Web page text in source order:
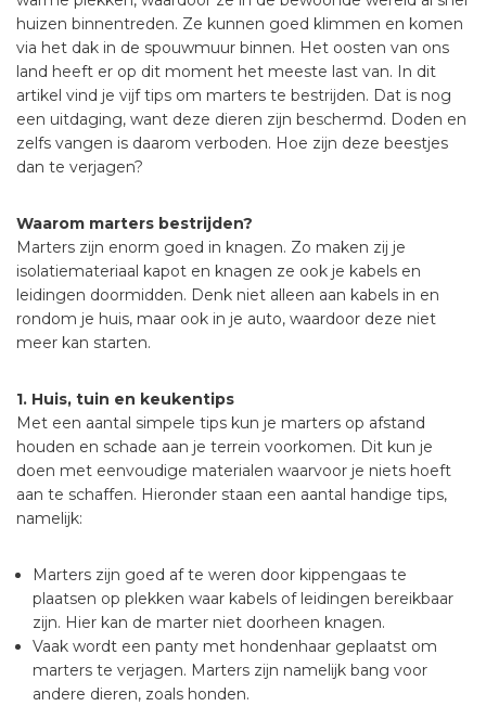
huizen binnentreden. Ze kunnen goed klimmen en komen
via het dak in de spouwmuur binnen. Het oosten van ons
land heeft er op dit moment het meeste last van. In dit
artikel vind je vijf tips om marters te bestrijden. Dat is nog
een uitdaging, want deze dieren zijn beschermd. Doden en
zelfs vangen is daarom verboden. Hoe zijn deze beestjes
dan te verjagen?
Waarom marters bestrijden?
Marters zijn enorm goed in knagen. Zo maken zij je
isolatiemateriaal kapot en knagen ze ook je kabels en
leidingen doormidden. Denk niet alleen aan kabels in en
rondom je huis, maar ook in je auto, waardoor deze niet
meer kan starten.
1. Huis, tuin en keukentips
Met een aantal simpele tips kun je marters op afstand
houden en schade aan je terrein voorkomen. Dit kun je
doen met eenvoudige materialen waarvoor je niets hoeft
aan te schaffen. Hieronder staan een aantal handige tips,
namelijk:
Marters zijn goed af te weren door kippengaas te
plaatsen op plekken waar kabels of leidingen bereikbaar
zijn. Hier kan de marter niet doorheen knagen.
Vaak wordt een panty met hondenhaar geplaatst om
marters te verjagen. Marters zijn namelijk bang voor
andere dieren, zoals honden.